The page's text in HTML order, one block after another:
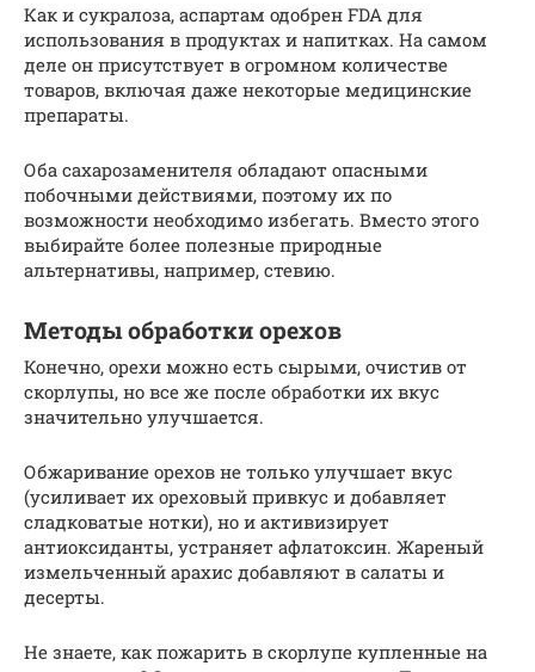
Как и сукралоза, аспартам одобрен FDA для
использования в продуктах и напитках. На самом
деле он присутствует в огромном количестве
товаров, включая даже некоторые медицинские
препараты.
Оба сахарозаменителя обладают опасными
побочными действиями, поэтому их по
возможности необходимо избегать. Вместо этого
выбирайте более полезные природные
альтернативы, например, стевию.
Методы обработки орехов
Конечно, орехи можно есть сырыми, очистив от
скорлупы, но все же после обработки их вкус
значительно улучшается.
Обжаривание орехов не только улучшает вкус
(усиливает их ореховый привкус и добавляет
сладковатые нотки), но и активизирует
антиоксиданты, устраняет афлатоксин. Жареный
измельченный арахис добавляют в салаты и
десерты.
Не знаете, как пожарить в скорлупе купленные на